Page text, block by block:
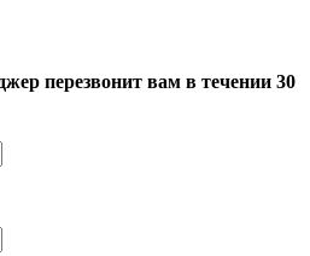
перезвонит вам в течении 30